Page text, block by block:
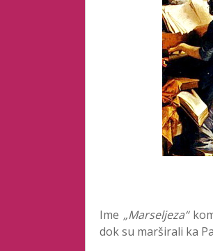
Ime „Marseljeza“
dok su marširali ka